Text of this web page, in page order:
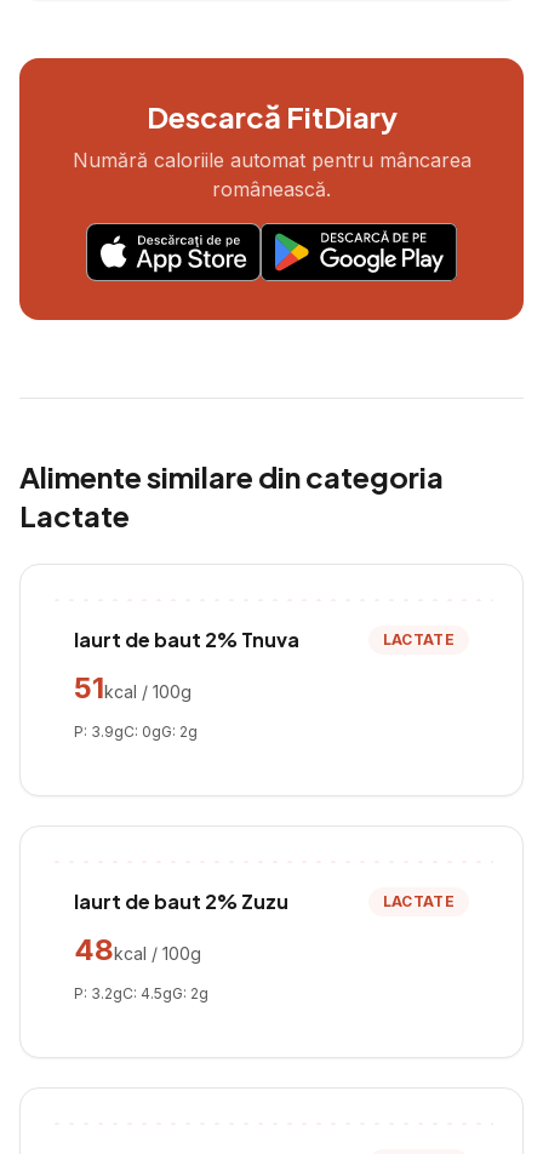
Descarcă FitDiary
Numără caloriile automat pentru mâncarea
românească.
Alimente similare din categoria
Lactate
Iaurt de baut 2% Tnuva LACTATE
51kcal / 100g
P: 3.9gC: 0gG: 2g
Iaurt de baut 2% Zuzu LACTATE
48kcal / 100g
P: 3.2gC: 4.5gG: 2g